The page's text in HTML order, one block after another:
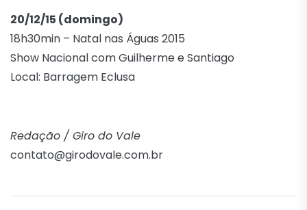
20/12/15 (domingo)
18h30min – Natal nas Águas 2015
Show Nacional com Guilherme e Santiago
Local: Barragem Eclusa
Redação / Giro do Vale
contato@girodovale.com.br